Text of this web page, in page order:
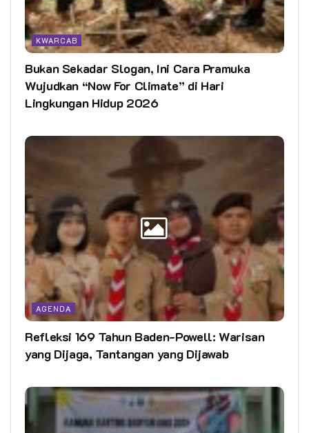
KWARCAB
Bukan Sekadar Slogan, Ini Cara Pramuka
Wujudkan “Now For Climate” di Hari
Lingkungan Hidup 2026
AGENDA
Refleksi 169 Tahun Baden-Powell: Warisan
yang Dijaga, Tantangan yang Dijawab